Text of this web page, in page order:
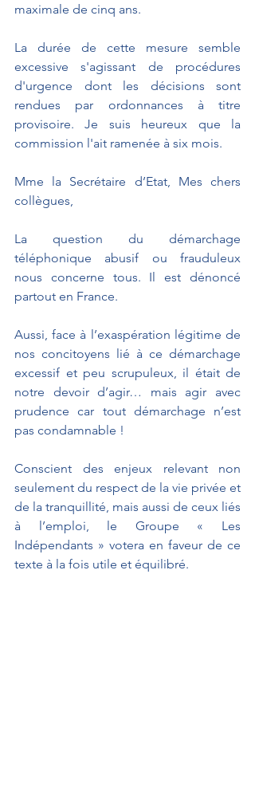
maximale de cinq ans.
La durée de cette mesure semble
excessive s'agissant de procédures
d'urgence dont les décisions sont
rendues par ordonnances à titre
provisoire. Je suis heureux que la
commission l'ait ramenée à six mois.
Mme la Secrétaire d’Etat, Mes chers
collègues,
La question du démarchage
téléphonique abusif ou frauduleux
nous concerne tous. Il est dénoncé
partout en France.
Aussi, face à l’exaspération légitime de
nos concitoyens lié à ce démarchage
excessif et peu scrupuleux, il était de
notre devoir d’agir… mais agir avec
prudence car tout démarchage n’est
pas condamnable !
Conscient des enjeux relevant non
seulement du respect de la vie privée et
de la tranquillité, mais aussi de ceux liés
à l’emploi, le Groupe « Les
Indépendants » votera en faveur de ce
texte à la fois utile et équilibré.